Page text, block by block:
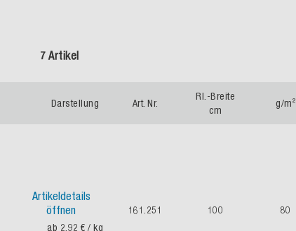
7 Artikel
Darstellung Art. Nr.
Rl.-Breite
cm
g/m²
Artikeldetails
öffnen
ab 2,92 € / kg
161.251 100 80